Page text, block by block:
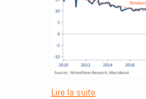
Lire la suite